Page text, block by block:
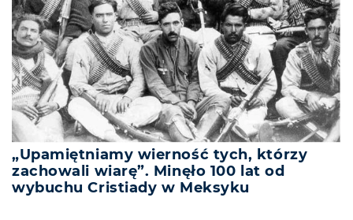
„Upamiętniamy wierność tych, którzy
zachowali wiarę”. Minęło 100 lat od
wybuchu Cristiady w Meksyku